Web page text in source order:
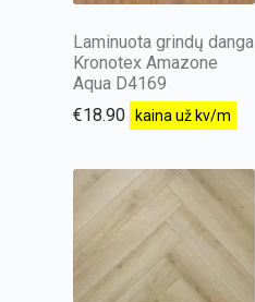
Laminuota grindų danga
Kronotex Amazone
Aqua D4169
€18.90 kaina už kv/m